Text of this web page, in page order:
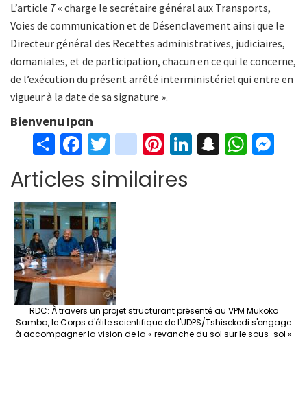
L’article 7 « charge le secrétaire général aux Transports,
Voies de communication et de Désenclavement ainsi que le
Directeur général des Recettes administratives, judiciaires,
domaniales, et de participation, chacun en ce qui le concerne,
de l’exécution du présent arrêté interministériel qui entre en
vigueur à la date de sa signature ».
Bienvenu Ipan
S
h
ar
e
Fa
ce
b
o
o
k
T
wi
tt
er
in
st
ag
Pi
er
Li S W
Articles similaires
RDC: À travers un projet structurant présenté au VPM Mukoko
Samba, le Corps d'élite scientifique de l'UDPS/Tshisekedi s'engage
à accompagner la vision de la « revanche du sol sur le sous-sol »